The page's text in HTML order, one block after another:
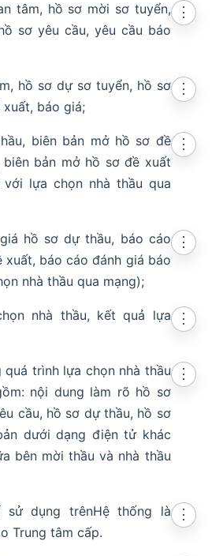
tâm, hồ sơ mời sơ tuyển,
sơ yêu cầu, yêu cầu báo
⋮
hồ sơ dự sơ tuyển, hồ sơ
báo giá;
⋮
biên bản mở hồ sơ đề
bản mở hồ sơ đề xuất
lựa chọn nhà thầu qua
⋮
hồ sơ dự thầu, báo cáo
xuất, báo cáo đánh giá báo
nhà thầu qua mạng);
⋮
nhà thầu, kết quả lựa
⋮
trình lựa chọn nhà thầu
nội dung làm rõ hồ sơ
cầu, hồ sơ dự thầu, hồ sơ
dưới dạng điện tử khác
bên mời thầu và nhà thầu
⋮
sử dụng trênHệ thống là
Trung tâm cấp.
⋮